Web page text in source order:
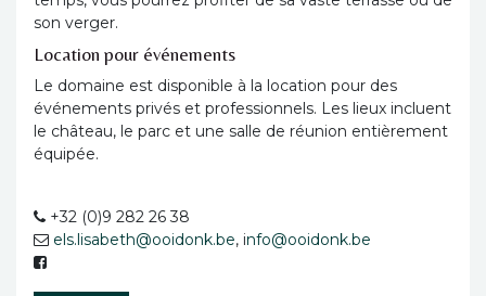
son verger.
Location pour événements
Le domaine est disponible à la location pour des
événements privés et professionnels. Les lieux incluent
le château, le parc et une salle de réunion entièrement
équipée.
+32 (0)9 282 26 38
els.lisabeth@ooidonk.be, info@ooidonk.be